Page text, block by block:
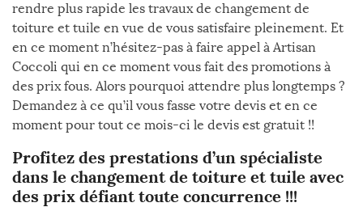
rendre plus rapide les travaux de changement de
toiture et tuile en vue de vous satisfaire pleinement. Et
en ce moment n’hésitez-pas à faire appel à Artisan
Coccoli qui en ce moment vous fait des promotions à
des prix fous. Alors pourquoi attendre plus longtemps ?
Demandez à ce qu’il vous fasse votre devis et en ce
moment pour tout ce mois-ci le devis est gratuit !!
Profitez des prestations d’un spécialiste
dans le changement de toiture et tuile avec
des prix défiant toute concurrence !!!